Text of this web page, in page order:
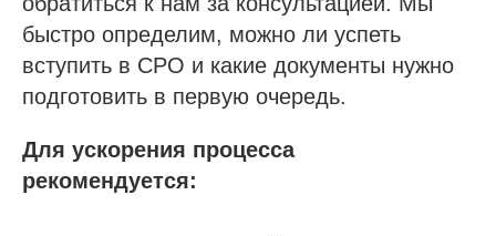
быстро определим, можно ли успеть
вступить в СРО и какие документы нужно
подготовить в первую очередь.
Для ускорения процесса
рекомендуется: